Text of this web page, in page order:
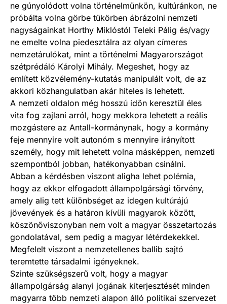
ne gúnyolódott volna történelmünkön, kultúránkon, ne
próbálta volna görbe tükörben ábrázolni nemzeti
nagyságainkat Horthy Miklóstól Teleki Pálig és/vagy
ne emelte volna piedesztálra az olyan címeres
nemzetárulókat, mint a történelmi Magyarországot
szétprédáló Károlyi Mihály. Megeshet, hogy az
említett közvélemény-kutatás manipulált volt, de az
akkori közhangulatban akár hiteles is lehetett.
A nemzeti oldalon még hosszú időn keresztül éles
vita fog zajlani arról, hogy mekkora lehetett a reális
mozgástere az Antall-kormánynak, hogy a kormány
feje mennyire volt autonóm s mennyire irányított
személy, hogy mit lehetett volna másképpen, nemzeti
szempontból jobban, hatékonyabban csinálni.
Abban a kérdésben viszont aligha lehet polémia,
hogy az ekkor elfogadott állampolgársági törvény,
amely alig tett különbséget az idegen kultúrájú
jövevények és a határon kívüli magyarok között,
köszönőviszonyban nem volt a magyar összetartozás
gondolatával, sem pedig a magyar létérdekekkel.
Megfelelt viszont a nemzetellenes ballib sajtó
teremtette társadalmi igényeknek.
Szinte szükségszerű volt, hogy a magyar
állampolgárság alanyi jogának kiterjesztését minden
magyarra több nemzeti alapon álló politikai szervezet